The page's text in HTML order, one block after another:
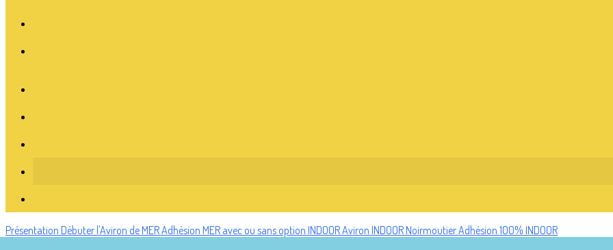
Présentation Débuter l'Aviron de MERAdhésion MER avec ou sans option INDOORAviron INDOOR NoirmoutierAdhésion 100% INDOOR